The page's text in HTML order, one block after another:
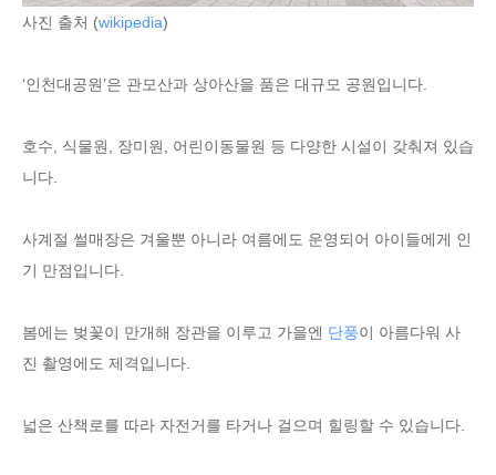
사진 출처 (wikipedia)
‘인천대공원’은 관모산과 상아산을 품은 대규모 공원입니다.
호수, 식물원, 장미원, 어린이동물원 등 다양한 시설이 갖춰져 있습
니다.
사계절 썰매장은 겨울뿐 아니라 여름에도 운영되어 아이들에게 인
기 만점입니다.
봄에는 벚꽃이 만개해 장관을 이루고 가을엔 단풍이 아름다워 사
진 촬영에도 제격입니다.
넓은 산책로를 따라 자전거를 타거나 걸으며 힐링할 수 있습니다.